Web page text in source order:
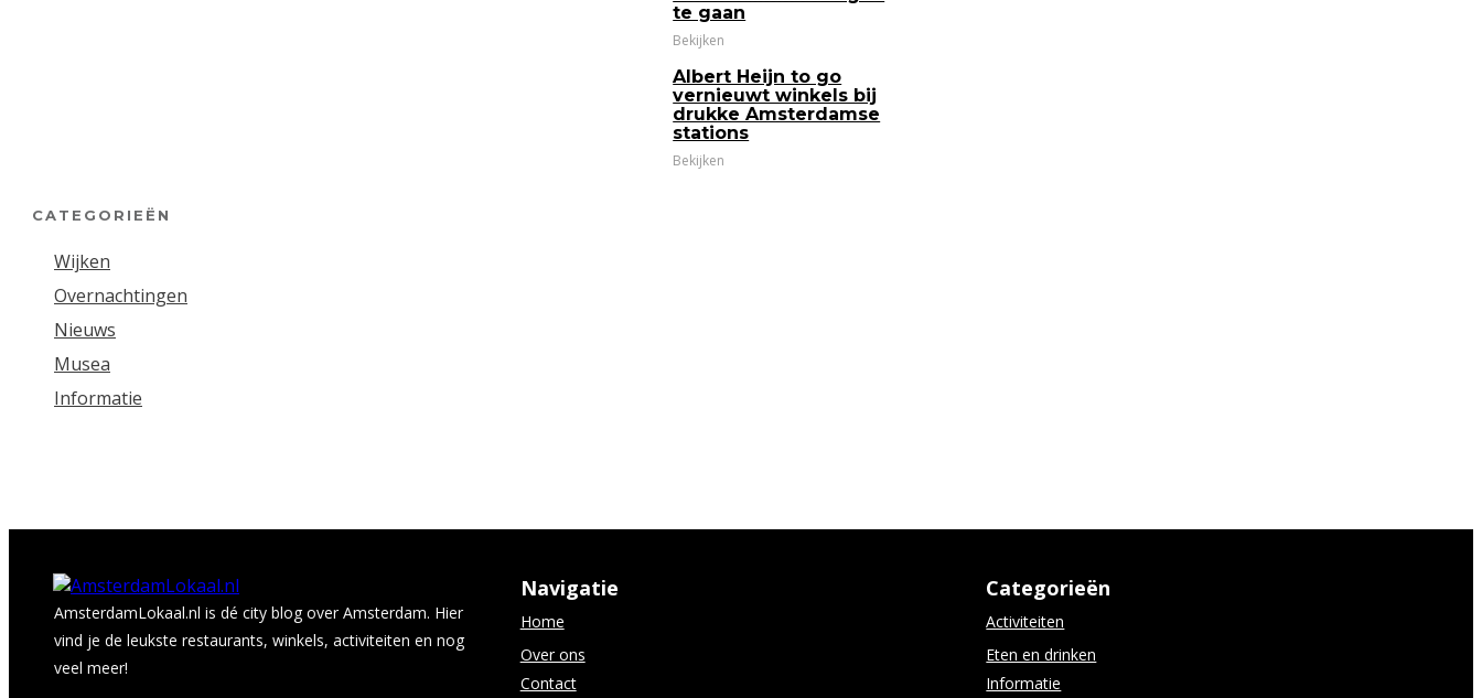
te gaan
Bekijken
Albert Heijn to go
vernieuwt winkels bij
drukke Amsterdamse
stations
Bekijken
CATEGORIEËN
Wijken
Overnachtingen
Nieuws
Musea
Informatie
AmsterdamLokaal.nl is dé city blog over Amsterdam. Hier
vind je de leukste restaurants, winkels, activiteiten en nog
veel meer!
Navigatie
Home
Over ons
Contact
Categorieën
Activiteiten
Eten en drinken
Informatie